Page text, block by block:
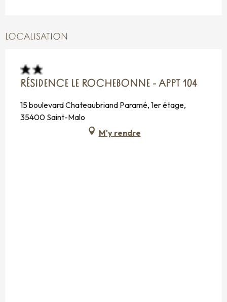
LOCALISATION
RÉSIDENCE LE ROCHEBONNE - APPT 104
15 boulevard Chateaubriand Paramé, 1er étage,
35400 Saint-Malo
M'y rendre